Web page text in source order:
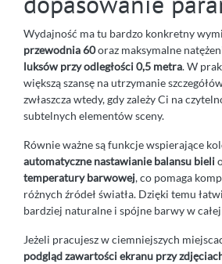
Wydajność ma tu bardzo konkretny
przewodnia 60oraz maksymalne
luksów przy odległości 0,5 metra. W
większą szansę na utrzymanie
zwłaszcza wtedy, gdy zależy Ci na
subtelnych elementów sceny.
Równie ważne są funkcje wspierające
automatyczne nastawianie balansu bieli
temperatury barwowej, co pomaga
różnych źródeł światła. Dzięki temu
bardziej naturalne i spójne barwy w
Jeżeli pracujesz w ciemniejszych
podgląd zawartości ekranu przy